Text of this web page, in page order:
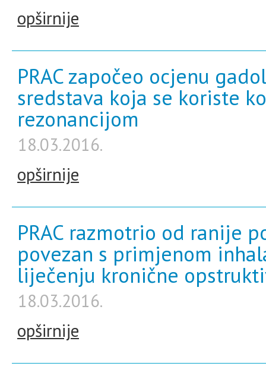
opširnije
PRAC započeo ocjenu
sredstava koja se koriste
rezonancijom
18.03.2016.
opširnije
PRAC razmotrio od ranije
povezan s primjenom
liječenju kronične
18.03.2016.
opširnije